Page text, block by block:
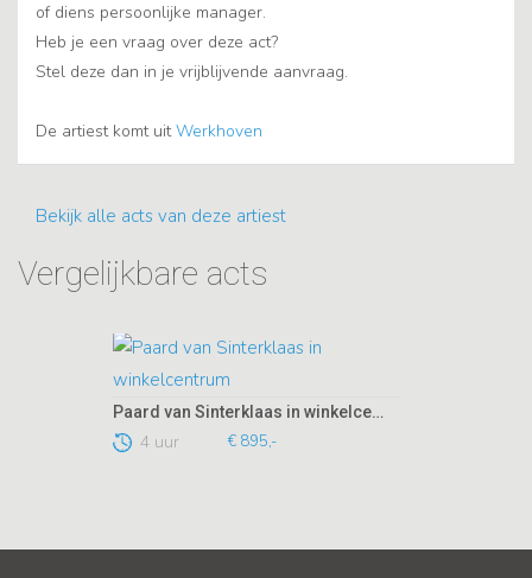
of diens persoonlijke manager.
Heb je een vraag over deze act?
Stel deze dan in je vrijblijvende aanvraag.
De artiest komt uitWerkhoven
Bekijk alle acts van deze artiest
Vergelijkbare acts
Paard van Sinterklaas in winkelcentrum
4 uur € 895,-